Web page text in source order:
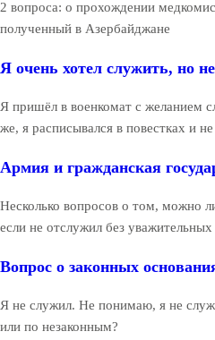
2 вопроса: о прохождении
полученный в Азербайджане
Я очень хотел служить, но
Я пришёл в военкомат с желанием
же, я расписывался в повестках и
Армия и гражданская
Несколько вопросов о том, можно
если не отслужил без
Вопрос о законных
Я не служил. Не понимаю, я не
или по незаконным?